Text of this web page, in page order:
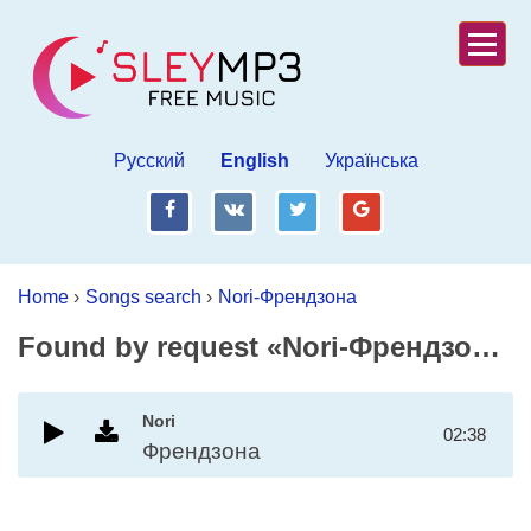
Русский English Українська
fb vk tw gp
Home › Songs search › Nori-Френдзона
Found by request «Nori-Френдзона»
Nori
Френдзона
02:38